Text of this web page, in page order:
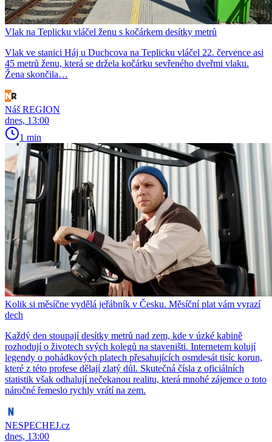
Vlak na Teplicku vláčel ženu s kočárkem desítky metrů
Vlak ve stanici Háj u Duchcova na Teplicku vláčel 22. července asi
45 metrů ženu, která se držela kočárku sevřeného dveřmi vlaku.
Žena skončila…
Náš REGION
dnes, 13:00
1 min
Kolik si měsíčne vydělá jeřábník v Česku. Měsíční plat vám vyrazí
dech
Každý den stoupají desítky metrů nad zem, kde v úzké kabině
rozhodují o životech svých kolegů na staveništi. Internetem kolují
legendy o pohádkových platech přesahujících osmdesát tisíc korun,
které z této profese dělají zlatý důl. Skutečná čísla z oficiálních
statistik však odhalují nečekanou realitu, která mnohé zájemce o toto
náročné řemeslo rychly vrátí na zem.
NESPECHEJ.cz
dnes, 13:00